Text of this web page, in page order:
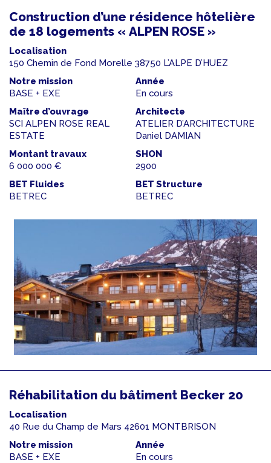
Construction d’une résidence hôtelière
de 18 logements « ALPEN ROSE »
Localisation
150 Chemin de Fond Morelle 38750 L’ALPE D’HUEZ
Notre mission
BASE + EXE
Année
En cours
Maître d’ouvrage
SCI ALPEN ROSE REAL
ESTATE
Architecte
ATELIER D’ARCHITECTURE
Daniel DAMIAN
Montant travaux
6 000 000 €
SHON
2900
BET Fluides
BETREC
BET Structure
BETREC
Réhabilitation du bâtiment Becker 20
Localisation
40 Rue du Champ de Mars 42601 MONTBRISON
Notre mission
BASE + EXE
Année
En cours